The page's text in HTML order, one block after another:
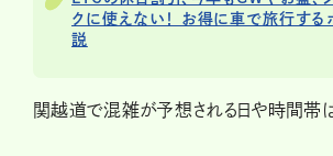
クに使えない！ お得に車で旅行する
説
関越道で混雑が予想される日や時間帯